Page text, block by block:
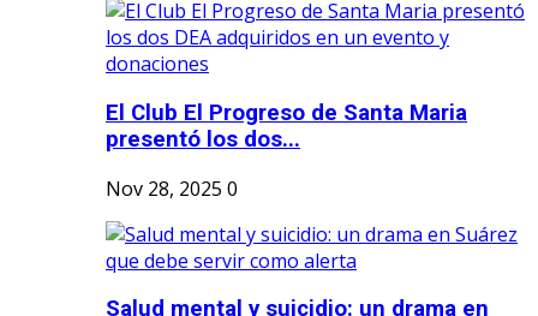
El Club El Progreso de Santa Maria
presentó los dos...
Nov 28, 2025 0
Salud mental y suicidio: un drama en